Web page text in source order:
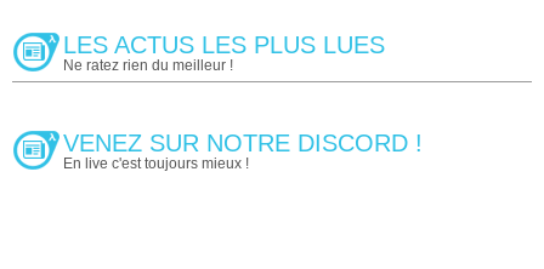
LES ACTUS LES PLUS LUES
Ne ratez rien du meilleur !
VENEZ SUR NOTRE DISCORD !
En live c'est toujours mieux !